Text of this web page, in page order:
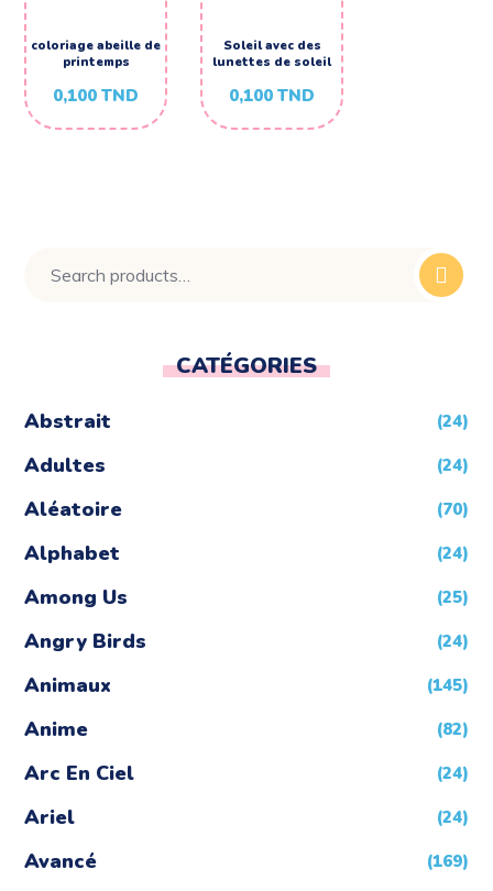
coloriage abeille de
printemps
0,100TND
Soleil avec des
lunettes de soleil
0,100TND
CATÉGORIES
Abstrait (24)
Adultes (24)
Aléatoire (70)
Alphabet (24)
Among Us (25)
Angry Birds (24)
Animaux (145)
Anime (82)
Arc En Ciel (24)
Ariel (24)
Avancé (169)